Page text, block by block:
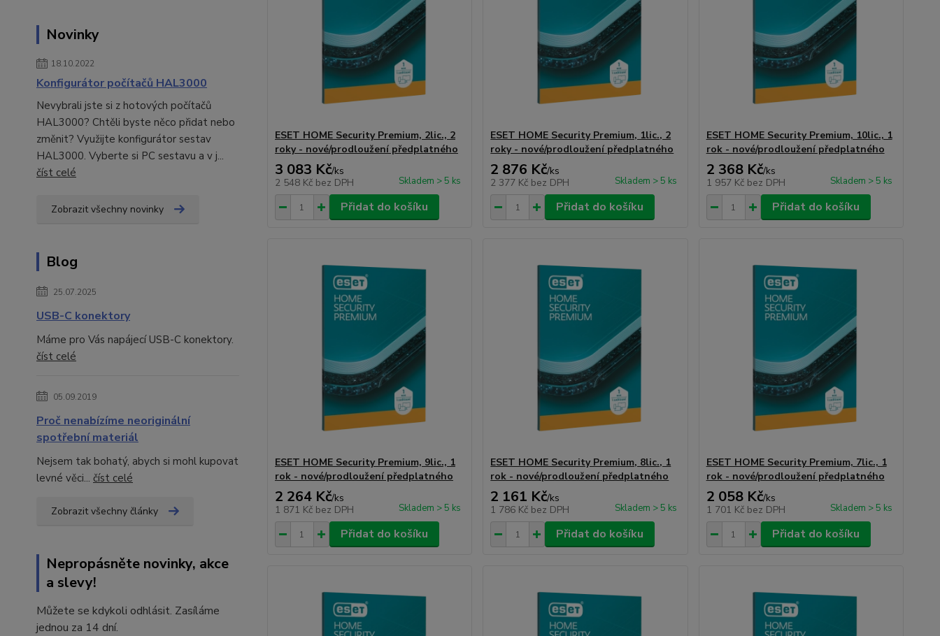
Novinky
18.10.2022
Konfigurátor počítačů HAL3000
Nevybrali jste si z hotových počítačů
HAL3000? Chtěli byste něco přidat nebo
změnit? Využijte konfigurátor sestav
HAL3000. Vyberte si PC sestavu a v j...
číst celé
Zobrazit všechny novinky
Blog
25.07.2025
USB-C konektory
Máme pro Vás napájecí USB-C konektory.
číst celé
05.09.2019
Proč nenabízíme neoriginální
spotřební materiál
Nejsem tak bohatý, abych si mohl kupovat
levné věci... číst celé
Zobrazit všechny články
Nepropásněte novinky, akce
a slevy!
Můžete se kdykoli odhlásit. Zasíláme
jednou za 14 dní.
ESET HOME Security Premium, 2lic., 2
roky - nové/prodloužení předplatného
3 083 Kč/ks
2 548 Kč bez DPH Skladem > 5 ks
Přidat do košíku
ESET HOME Security Premium, 1lic., 2
roky - nové/prodloužení předplatného
2 876 Kč/ks
2 377 Kč bez DPH Skladem > 5 ks
Přidat do košíku
ESET HOME Security Premium, 10lic., 1
rok - nové/prodloužení předplatného
2 368 Kč/ks
1 957 Kč bez DPH Skladem > 5 ks
Přidat do košíku
ESET HOME Security Premium, 9lic., 1
rok - nové/prodloužení předplatného
2 264 Kč/ks
1 871 Kč bez DPH Skladem > 5 ks
Přidat do košíku
ESET HOME Security Premium, 8lic., 1
rok - nové/prodloužení předplatného
2 161 Kč/ks
1 786 Kč bez DPH Skladem > 5 ks
Přidat do košíku
ESET HOME Security Premium, 7lic., 1
rok - nové/prodloužení předplatného
2 058 Kč/ks
1 701 Kč bez DPH Skladem > 5 ks
Přidat do košíku